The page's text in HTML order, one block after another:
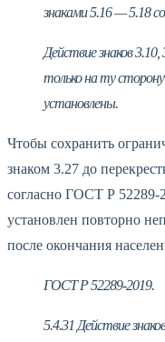
знаками 5.16 — 5.18
Действие знаков
только на ту
установлены.
Чтобы сохранить
знаком 3.27 до
согласно ГОСТ Р 52289-
установлен повторно
после окончания
ГОСТ Р 52289-2019.
5.4.31 Действие